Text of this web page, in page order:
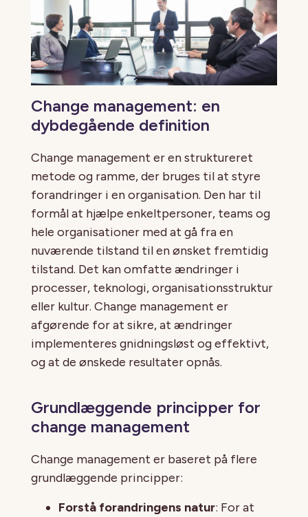
Change management: en
dybdegående definition
Change management er en struktureret
metode og ramme, der bruges til at styre
forandringer i en organisation. Den har til
formål at hjælpe enkeltpersoner, teams og
hele organisationer med at gå fra en
nuværende tilstand til en ønsket fremtidig
tilstand. Det kan omfatte ændringer i
processer, teknologi, organisationsstruktur
eller kultur. Change management er
afgørende for at sikre, at ændringer
implementeres gnidningsløst og effektivt,
og at de ønskede resultater opnås.
Grundlæggende principper for
change management
Change management er baseret på flere
grundlæggende principper:
Forstå forandringens natur: For at